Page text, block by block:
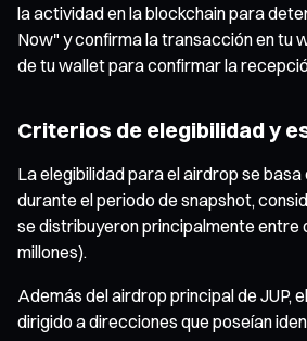
la actividad en la blockchain para
Now" y confirma la transacción en tu
de tu wallet para confirmar la
Criterios de elegibilidad y
La elegibilidad para el airdrop se
durante el periodo de snapshot,
se distribuyeron principalmente entre
millones).
Además del airdrop principal de JUP,
dirigido a direcciones que poseían